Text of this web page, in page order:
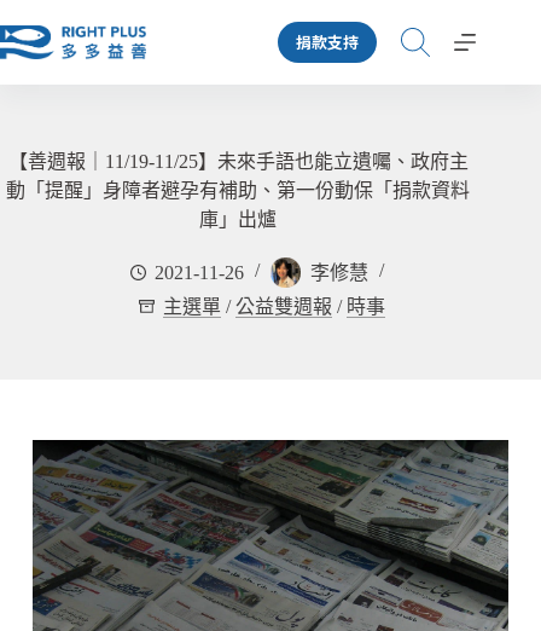
至
捐款支持
【善週報｜11/19-11/25】未來手語也能立遺囑、政府主
動「提醒」身障者避孕有補助、第一份動保「捐款資料
庫」出爐
2021-11-26
李修慧
主選單 /公益雙週報 / 時事